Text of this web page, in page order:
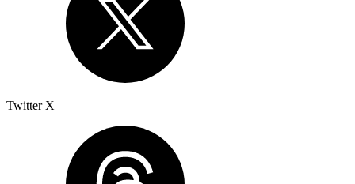
Twitter X